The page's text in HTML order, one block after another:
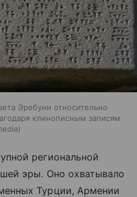
Эребуни относительно
клинописным записям
региональной
эры. Оно охватывало
Турции, Армении